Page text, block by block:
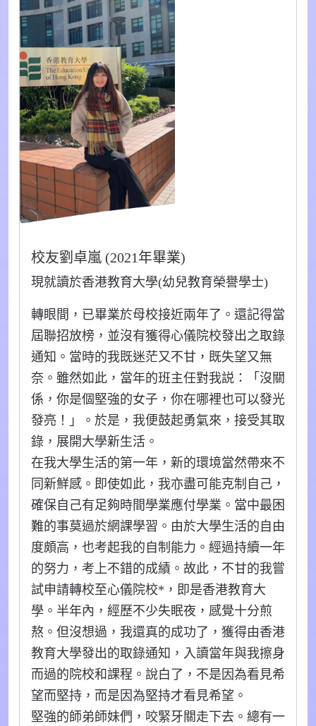
校友劉卓嵐 (2021年畢業)
現就讀於香港教育大學(幼兒教育榮譽學士)
轉眼間，已畢業於母校接近兩年了。還記得當
屆聯招放榜，並沒有獲得心儀院校發出之取錄
通知。當時的我既迷茫又不甘，既失望又無
奈。雖然如此，當年的班主任對我説：「沒關
係，你是個堅強的女子，你在哪裡也可以發光
發亮！」。於是，我便鼓起勇氣來，接受其取
錄，展開大學新生活。
在我大學生活的第一年，新的環境當然帶來不
同新鮮感。即使如此，我亦盡可能克制自己，
確保自己有足夠時間學業應付學業。當中最困
難的事莫過於網課學習。由於大學生活的自由
度頗高，也考起我的自制能力。經過持續一年
的努力，考上不錯的成績。故此，不甘的我嘗
試申請轉校至心儀院校*，即是香港教育大
學。半年內，經歷不少失眠夜，感覺十分煎
熬。但沒想過，我還真的成功了，獲得由香港
教育大學發出的取錄通知，入讀當年與我擦身
而過的院校和課程。說白了，不是因為看見希
望而堅持，而是因為堅持才看見希望。
堅強的師弟師妹們，咬緊牙關走下去。總有一